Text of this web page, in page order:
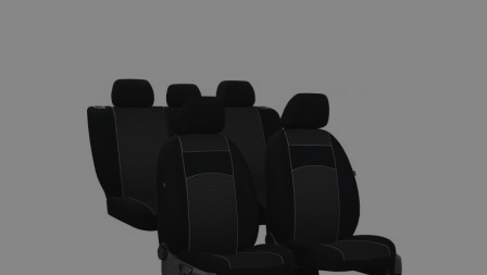
liste
d'achats